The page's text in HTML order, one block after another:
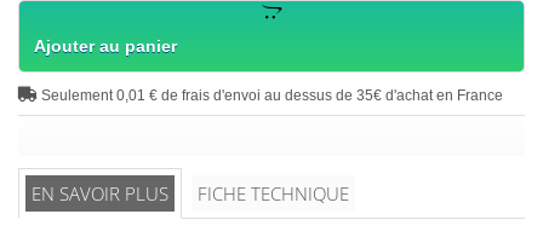
Ajouter au panier
Seulement 0,01 € de frais d'envoi au dessus de 35€ d'achat en France
EN SAVOIR PLUS FICHE TECHNIQUE